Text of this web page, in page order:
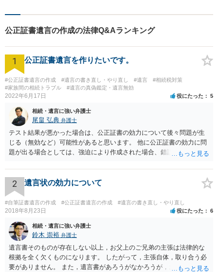
公正証書遺言の作成の法律Q&Aランキング
1 公正証書遺言を作りたいです。
#公正証書遺言の作成 #遺言の書き直し・やり直し #遺言
#相続税対策
#家族間の相続トラブル
#遺言の真偽鑑定・遺言無効
2022年6月17日 役にたった 5
相続・遺言に強い弁護士
尾畠 弘典 弁護士
テスト結果が悪かった場合は、公正証書の効力について後々問題が生
じる（無効など）可能性があると思います。 他に公正証書の効力に問
題が出る場合としては、強迫により作成された場合、錯誤（勘違い）
すが、弁護士に作成を依頼する場合は、１０～数十万円程度になるケ
ースが多いと思います。 報酬体系は、弁護士ごとに異なりますので一
律の基準はありません。
2 遺言状の効力について
#自筆証書遺言の作成 #公正証書遺言の作成 #遺言の書き直し・やり直し
2018年8月23日 役にたった 6
相続・遺言に強い弁護士
鈴木 崇裕 弁護士
遺言書そのものが存在しない以上，お父上のご兄弟の主張は法律的な
根拠を全く欠くものになります。 したがって，主張自体，取り合う必
要がありません。 また，遺言書があろうがなかろうが，お父上のご兄